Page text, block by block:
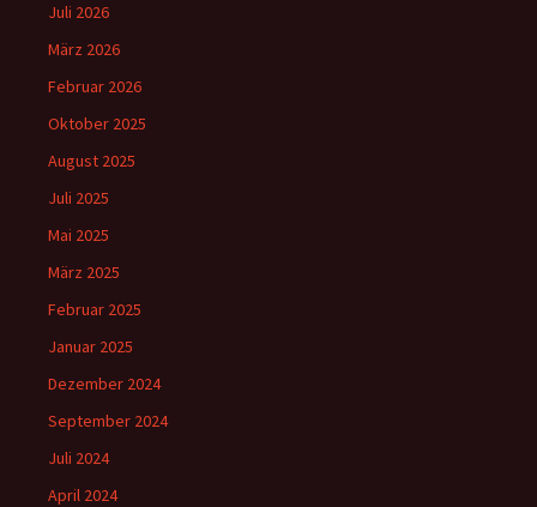
Juli 2026
März 2026
Februar 2026
Oktober 2025
August 2025
Juli 2025
Mai 2025
März 2025
Februar 2025
Januar 2025
Dezember 2024
September 2024
Juli 2024
April 2024